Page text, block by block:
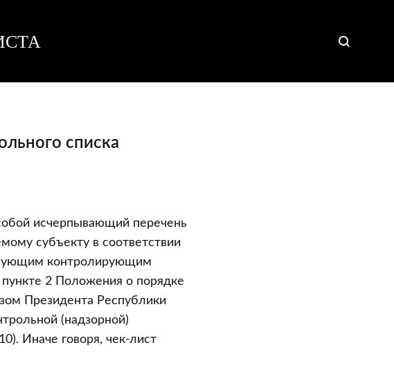
списка
исчерпывающий перечень
субъекту в соответствии
контролирующим
2 Положения о порядке
Президента Республики
(надзорной)
Иначе говоря, чек-лист